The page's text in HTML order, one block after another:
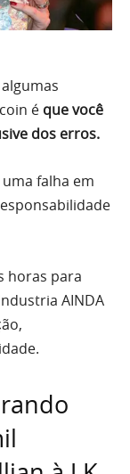
é que você
dos erros.
falha em
horas para
AINDA